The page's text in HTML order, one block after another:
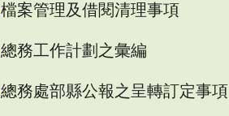
檔案管理及借閱清理事項
總務工作計劃之彙編
總務處部縣公報之呈轉訂定事項